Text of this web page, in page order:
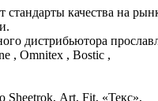
стандарты качества на
дистрибьютора
, Omnitex , Bostic ,
Sheetrok, Art, Fit, «Текс»,